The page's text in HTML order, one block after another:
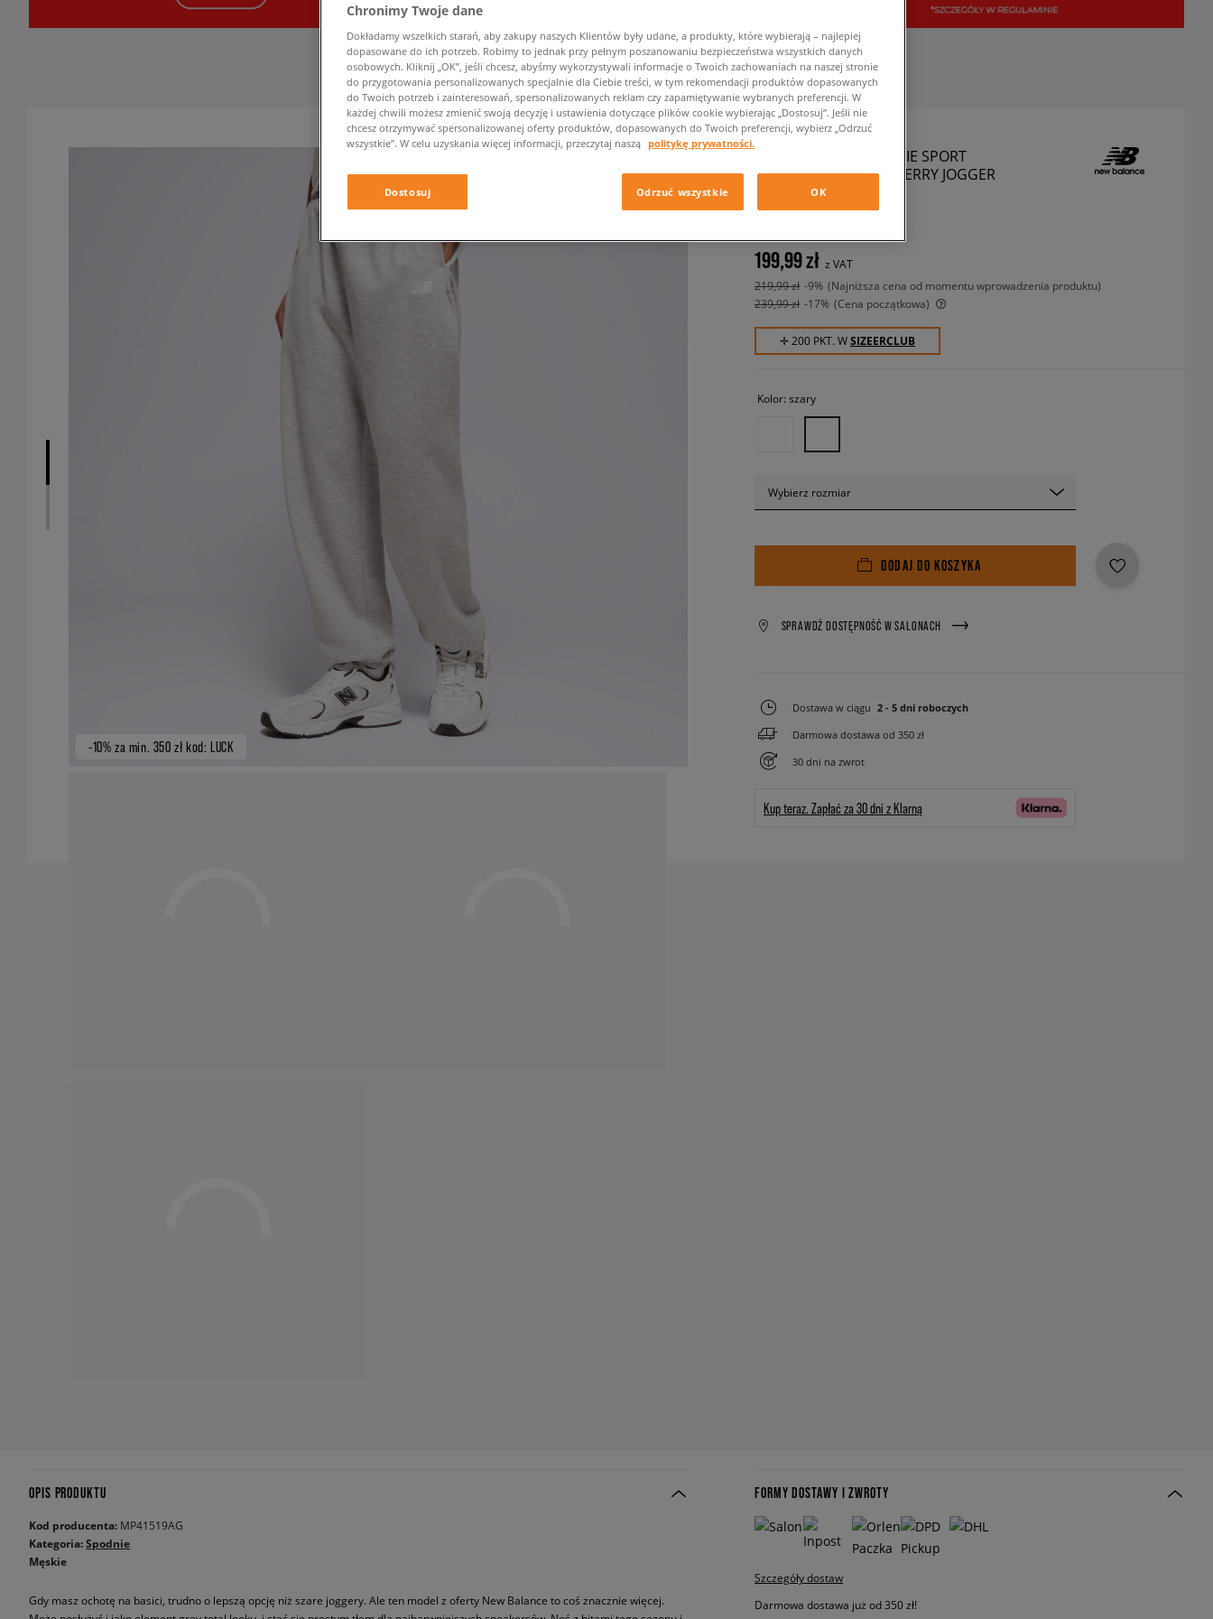
-10% za min. 350 zł kod: LUCK
NEW BALANCE SPODNIE SPORT
ESSENTIALS FRENCH TERRY JOGGER
męskie, spodnie
199,99 zł z VAT
219,99 zł -9%
(najniższa cena od momentu wprowadzenia produktu)
239,99 zł -17% (Cena początkowa)
✛ 200 PKT. WSIZEERCLUB
Kolor: szary
Wybierz rozmiar
DODAJ DO KOSZYKA
SPRAWDŹ DOSTĘPNOŚĆ W SALONACH
Dostawa w ciągu 2 - 5 dni roboczych
Darmowa dostawa od 350 zł
30 dni na zwrot
Kup teraz. Zapłać za 30 dni z Klarną
OPIS PRODUKTU
Kod producenta: MP41519AG
Kategoria:Spodnie
Męskie
Gdy masz ochotę na basici, trudno o lepszą opcję niż szare joggery. Ale ten model z oferty New Balance to coś znacznie więcej.
FORMY DOSTAWY I ZWROTY
Szczegóły dostaw
Darmowa dostawa już od 350 zł!
Chronimy Twoje dane
Dokładamy wszelkich starań, aby zakupy naszych Klientów były udane, a produkty, które wybierają – najlepiej
dopasowane do ich potrzeb. Robimy to jednak przy pełnym poszanowaniu bezpieczeństwa wszystkich danych
osobowych. Kliknij „OK”, jeśli chcesz, abyśmy wykorzystywali informacje o Twoich zachowaniach na naszej stronie
do przygotowania personalizowanych specjalnie dla Ciebie treści, w tym rekomendacji produktów dopasowanych
do Twoich potrzeb i zainteresowań, spersonalizowanych reklam czy zapamiętywanie wybranych preferencji. W
każdej chwili możesz zmienić swoją decyzję i ustawienia dotyczące plików cookie wybierając „Dostosuj”. Jeśli nie
chcesz otrzymywać spersonalizowanej oferty produktów, dopasowanych do Twoich preferencji, wybierz „Odrzuć
wszystkie”. W celu uzyskania więcej informacji, przeczytaj naszą politykę prywatności.
Dostosuj Odrzuć wszystkie OK